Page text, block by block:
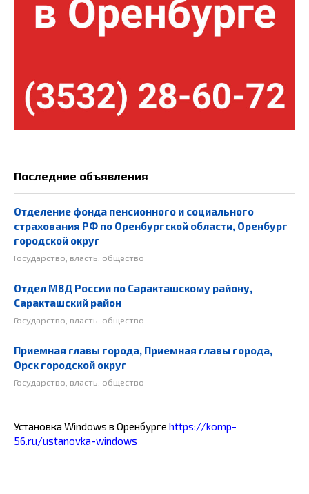
Последние объявления
Отделение фонда пенсионного и социального
страхования РФ по Оренбургской области, Оренбург
городской округ
Государство, власть, общество
Отдел МВД России по Саракташскому району,
Саракташский район
Государство, власть, общество
Приемная главы города, Приемная главы города,
Орск городской округ
Государство, власть, общество
Установка Windows в Оренбурге https://komp-
56.ru/ustanovka-windows